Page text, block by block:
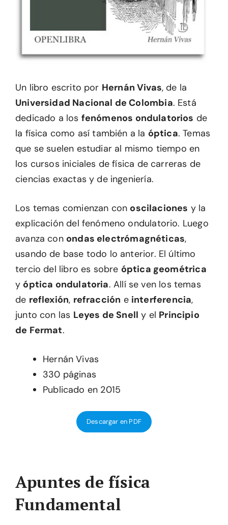
Un libro escrito por Hernán Vivas, de la
Universidad Nacional de Colombia. Está
dedicado a los fenómenos ondulatorios de
la física como así también a la óptica. Temas
que se suelen estudiar al mismo tiempo en
los cursos iniciales de física de carreras de
ciencias exactas y de ingeniería.
Los temas comienzan con oscilaciones y la
explicación del fenómeno ondulatorio. Luego
avanza con ondas electrómagnéticas,
usando de base todo lo anterior. El último
tercio del libro es sobre óptica geométrica
y óptica ondulatoria. Allí se ven los temas
de reflexión, refracción e interferencia,
junto con las Leyes de Snell y el Principio
de Fermat.
Hernán Vivas
330 páginas
Publicado en 2015
Descargar en PDF
Apuntes de física
Fundamental